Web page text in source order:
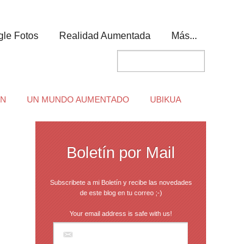
Fotos Realidad Aumentada Más...
UN MUNDO AUMENTADO UBIKUA
Boletín por Mail
Subscribete a mi Boletín y recibe las novedades
de este blog en tu correo ;-)
Your email address is safe with us!